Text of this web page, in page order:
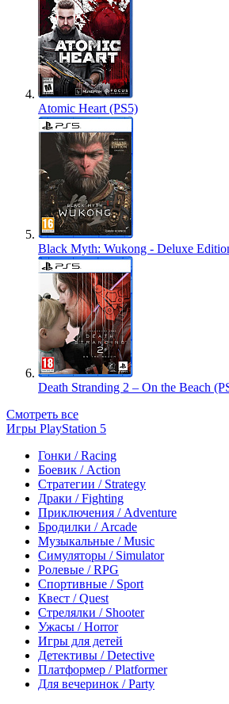
Atomic Heart (PS5)
Black Myth: Wukong - Deluxe
Death Stranding 2 – On the Beach
Смотреть все
Игры PlayStation 5
Гонки / Racing
Боевик / Action
Стратегии / Strategy
Драки / Fighting
Приключения / Adventure
Бродилки / Arcade
Музыкальные / Music
Симуляторы / Simulator
Ролевые / RPG
Спортивные / Sport
Квест / Quest
Стрелялки / Shooter
Ужасы / Horror
Игры для детей
Детективы / Detective
Платформер / Platformer
Для вечеринок / Party